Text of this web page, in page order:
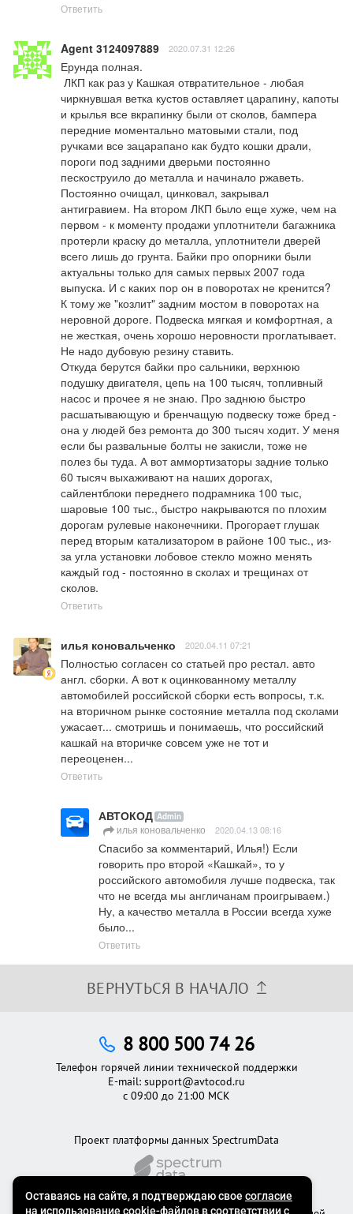
Ответить
Agent 3124097889 2020.07.31 12:26
Ерунда полная.
чиркнувшая ветка кустов оставляет царапину, капоты
и крылья все вкрапинку были от сколов, бампера
передние моментально матовыми стали, под
ручками все зацарапано как будто кошки драли,
пороги под задними дверьми постоянно
пескоструило до металла и начинало ржаветь.
Постоянно очищал, цинковал, закрывал
антигравием. На втором ЛКП было еще хуже, чем на
первом - к моменту продажи уплотнители багажника
протерли краску до металла, уплотнители дверей
всего лишь до грунта. Байки про опорники были
актуальны только для самых первых 2007 года
выпуска. И с каких пор он в поворотах не кренится?
К тому же "козлит" задним мостом в поворотах на
неровной дороге. Подвеска мягкая и комфортная, а
не жесткая, очень хорошо неровности проглатывает.
Не надо дубовую резину ставить.
Откуда берутся байки про сальники, верхнюю
подушку двигателя, цепь на 100 тысяч, топливный
насос и прочее я не знаю. Про заднюю быстро
расшатывающую и бренчащую подвеску тоже бред -
она у людей без ремонта до 300 тысяч ходит. У меня
если бы развальные болты не закисли, тоже не
полез бы туда. А вот аммортизаторы задние только
60 тысяч выхаживают на наших дорогах,
сайлентблоки переднего подрамника 100 тыс,
шаровые 100 тыс., быстро накрываются по плохим
дорогам рулевые наконечники. Прогорает глушак
перед вторым катализатором в районе 100 тыс., из-
за угла установки лобовое стекло можно менять
каждый год - постоянно в сколах и трещинах от
сколов.
Ответить
илья коновальченко 2020.04.11 07:21
Полностью согласен со статьей про рестал. авто
англ. сборки. А вот к оцинкованному металлу
автомобилей российской сборки есть вопросы, т.к.
на вторичном рынке состояние металла под сколами
ужасает... смотришь и понимаешь, что российский
кашкай на вторичке совсем уже не тот и
переоценен...
Ответить
АВТОКОД Admin
илья коновальченко 2020.04.13 08:16
Спасибо за комментарий, Илья!) Если
говорить про второй «Кашкай», то у
российского автомобиля лучше подвеска, так
что не всегда мы англичанам проигрываем.)
Ну, а качество металла в России всегда хуже
было...
Ответить
ВЕРНУТЬСЯ В НАЧАЛО
Проект платформы данных SpectrumData
8 800 500 74 26
Телефон горячей линии технической поддержки
E-mail: support@avtocod.ru
с 09:00 до 21:00 МСК